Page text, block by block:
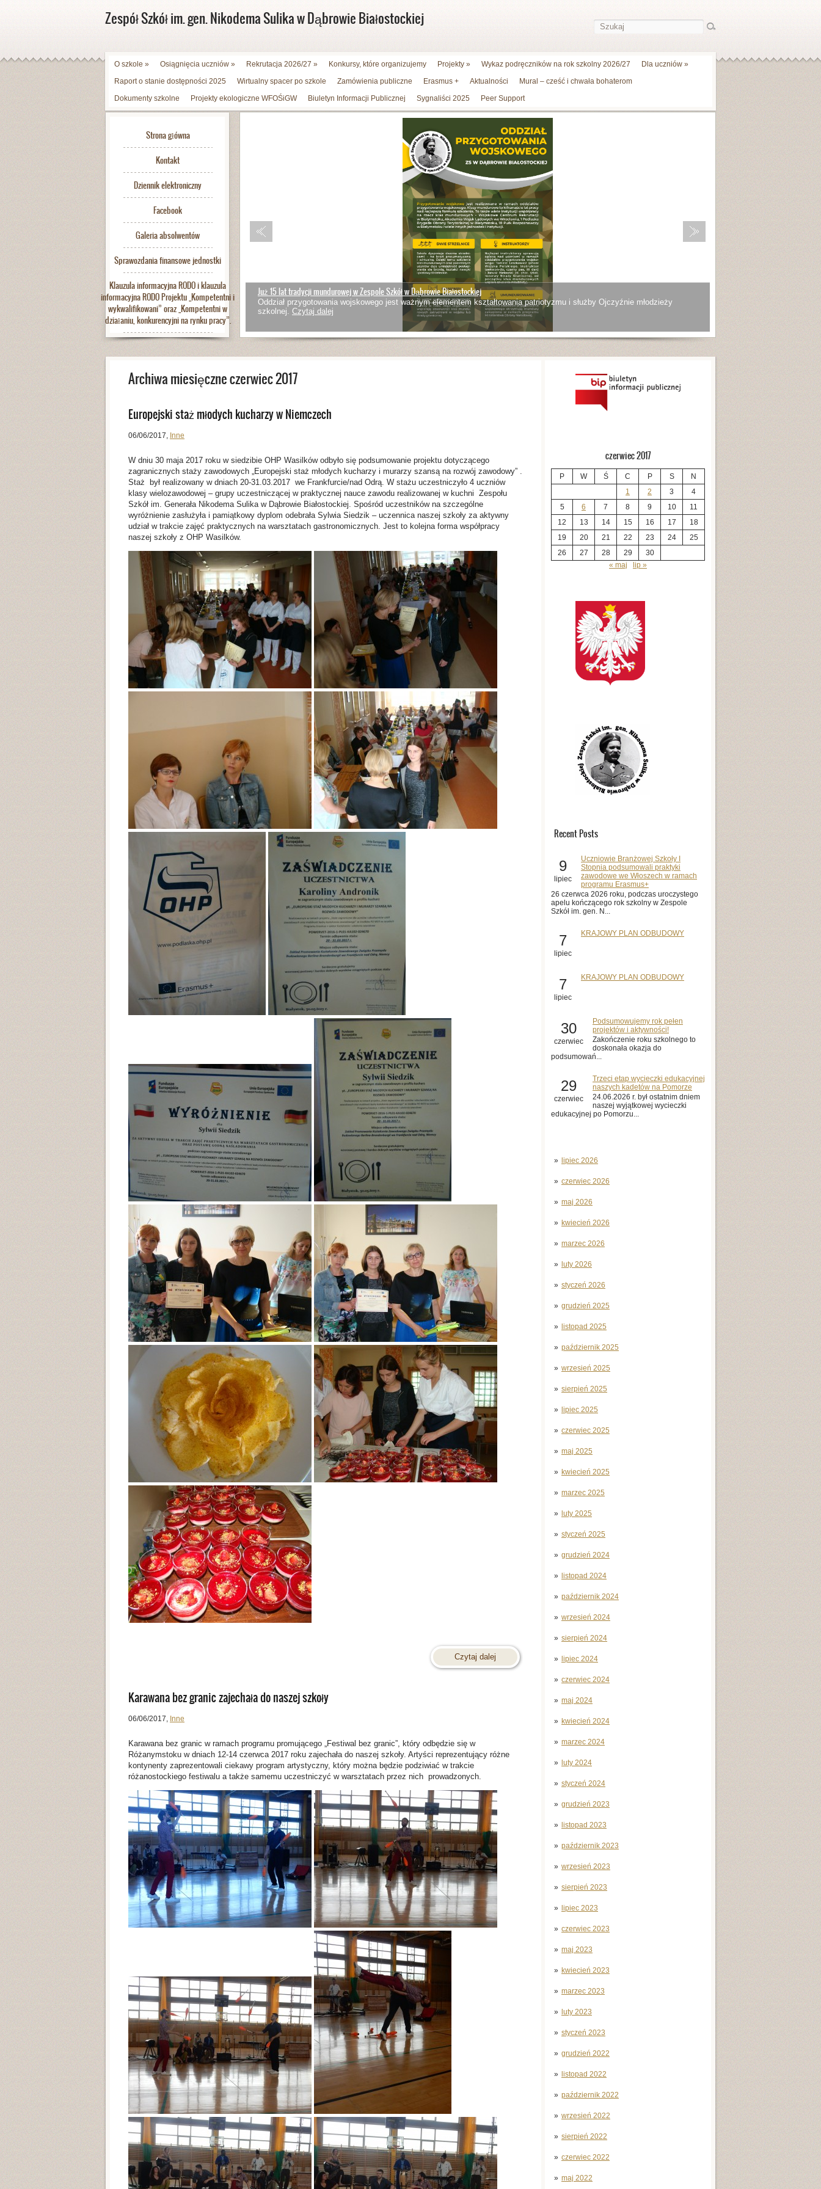
Zespół Szkół im. gen. Nikodema Sulika w Dąbrowie Białostockiej
O szkole » Osiągnięcia uczniów » Rekrutacja 2026/27 » Konkursy, które organizujemy Projekty » Wykaz podręczników na rok szkolny 2026/27 Dla uczniów »
Raport o stanie dostępności 2025
Wirtualny spacer po szkole Zamówienia publiczne Erasmus + Aktualności
Mural – cześć i chwała bohaterom
Dokumenty szkolne
Projekty ekologiczne WFOŚiGW Biuletyn Informacji Publicznej Sygnaliści 2025 Peer Support
Strona główna
Kontakt
Dziennik elektroniczny
Facebook
Galeria absolwentów
Sprawozdania finansowe jednostki
Klauzula informacyjna RODO i klauzula
informacyjna RODO Projektu „Kompetentni i
wykwalifikowani” oraz „Kompetentni w
działaniu, konkurencyjni na rynku pracy”.
Już 15 lat tradycji mundurowej w Zespole Szkół w Dąbrowie Białostockiej
Oddział przygotowania wojskowego jest ważnym elementem kształtowania patriotyzmu i służby Ojczyźnie młodzieży
szkolnej. Czytaj dalej
czerwiec 2017
P W Ś C P S
N
1
2 3
4
5
6 7 8 9 10
11
12
13 14 15 16 17
18
19
20 21 22 23 24
25
26
27 28 29
30
« maj
lip »
Recent Posts
9
lipiec
Uczniowie Branżowej Szkoły I
Stopnia podsumowali praktyki
zawodowe we Włoszech w ramach
programu Erasmus+
26 czerwca 2026 roku, podczas uroczystego
apelu kończącego rok szkolny w Zespole
Szkół im. gen. N...
7
lipiec
KRAJOWY PLAN ODBUDOWY
7
lipiec
KRAJOWY PLAN ODBUDOWY
30
czerwiec
Podsumowujemy rok pełen
projektów i aktywności!
Zakończenie roku szkolnego to
doskonała okazja do
podsumowań...
29
czerwiec
Trzeci etap wycieczki edukacyjnej
naszych kadetów na Pomorze
24.06.2026 r. był ostatnim dniem
naszej wyjątkowej wycieczki
edukacyjnej po Pomorzu...
lipiec 2026
czerwiec 2026
maj 2026
kwiecień 2026
marzec 2026
luty 2026
styczeń 2026
grudzień 2025
listopad 2025
październik 2025
wrzesień 2025
sierpień 2025
lipiec 2025
czerwiec 2025
maj 2025
kwiecień 2025
marzec 2025
luty 2025
styczeń 2025
grudzień 2024
listopad 2024
październik 2024
wrzesień 2024
sierpień 2024
lipiec 2024
czerwiec 2024
maj 2024
kwiecień 2024
marzec 2024
luty 2024
styczeń 2024
grudzień 2023
listopad 2023
październik 2023
wrzesień 2023
sierpień 2023
lipiec 2023
czerwiec 2023
maj 2023
kwiecień 2023
marzec 2023
luty 2023
styczeń 2023
grudzień 2022
listopad 2022
październik 2022
wrzesień 2022
sierpień 2022
czerwiec 2022
maj 2022
Archiwa miesięczne czerwiec 2017
Europejski staż młodych kucharzy w Niemczech
06/06/2017, Inne
W dniu 30 maja 2017 roku w siedzibie OHP Wasilków odbyło się podsumowanie projektu dotyczącego
zagranicznych staży zawodowych „Europejski staż młodych kucharzy i murarzy szansą na rozwój zawodowy” .
Staż był realizowany w dniach 20-31.03.2017 we Frankfurcie/nad Odrą. W stażu uczestniczyło 4 uczniów
klasy wielozawodowej – grupy uczestniczącej w praktycznej nauce zawodu realizowanej w kuchni Zespołu
Szkół im. Generała Nikodema Sulika w Dąbrowie Białostockiej. Spośród uczestników na szczególne
wyróżnienie zasłużyła i pamiątkowy dyplom odebrała Sylwia Siedzik – uczennica naszej szkoły za aktywny
udział w trakcie zajęć praktycznych na warsztatach gastronomicznych. Jest to kolejna forma współpracy
naszej szkoły z OHP Wasilków.
Czytaj dalej
Karawana bez granic zajechała do naszej szkoły
06/06/2017, Inne
Karawana bez granic w ramach programu promującego „Festiwal bez granic”, który odbędzie się w
Różanymstoku w dniach 12-14 czerwca 2017 roku zajechała do naszej szkoły. Artyści reprezentujący różne
kontynenty zaprezentowali ciekawy program artystyczny, który można będzie podziwiać w trakcie
różanostockiego festiwalu a także samemu uczestniczyć w warsztatach przez nich prowadzonych.